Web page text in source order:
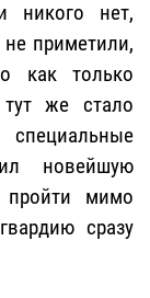
никого нет,
приметили,
как только
же стало
новейшую
пройти мимо
сразу